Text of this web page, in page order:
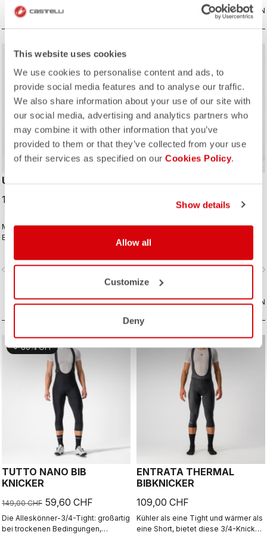
This website uses cookies
We use cookies to personalise content and ads, to
provide social media features and to analyse our traffic.
We also share information about your use of our site with
our social media, advertising and analytics partners who
may combine it with other information that you’ve
provided to them or that they’ve collected from your use
of their services as specified on our Cookies Policy.
Show details
Allow all
Customize
Deny
VERGLEICHEN
UNLIMITED BIBTIGHT
189,00 CHF
Material und Sitzpolster wie bei der
Espresso Bibtight, aber zusätzlich
Thermoflex-Material eignet sich gut
für kühle bis kalte Bedingungen.
navigate_next
VERGLEICHEN
229,00 CHF
Mit Polartec® AirCore™-Einsatz auf
der Vorderseite und Thermoflex auf
der Rückseite für Ihre kältesten
Fahrten und dem Komfort des KISS
navigate_before
VERGLEICHEN
sell60% OFF
TUTTO NANO BIB
KNICKER
149,00 CHF 59,60 CHF
Die Alleskönner-3/4-Tight: großartig
bei trockenen Bedingungen,
ENTRATA THERMAL
BIBKNICKER
109,00 CHF
Kühler als eine Tight und wärmer als
eine Short, bietet diese 3/4-Knicker